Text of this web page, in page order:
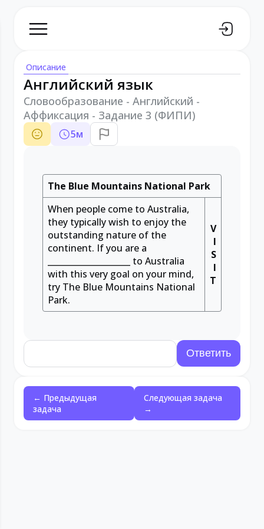
Описание
Английский язык
Словообразование - Английский -
Аффиксация - Задание 3 (ФИПИ)
5м
The Blue Mountains National Park
When people come to Australia,
they typically wish to enjoy the
outstanding nature of the
continent. If you are a
to Australia
with this very goal on your mind,
try The Blue Mountains National
Park.
V
I
S
I
T
← Предыдущая
задача
Следующая задача
→